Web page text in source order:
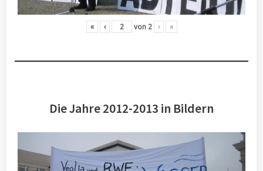
« ‹ von 2 › »
Die Jahre 2012-2013 in Bildern